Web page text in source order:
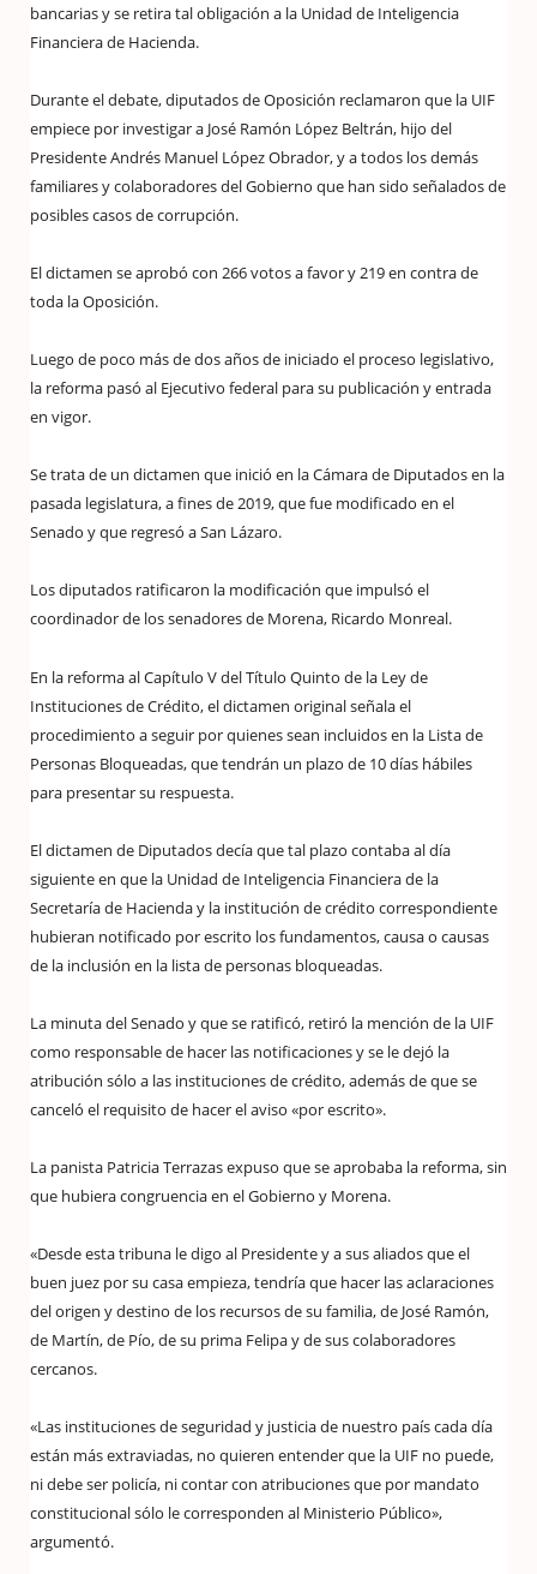
bancarias y se retira tal obligación a la Unidad de Inteligencia
Financiera de Hacienda.
Durante el debate, diputados de Oposición reclamaron que la UIF
empiece por investigar a José Ramón López Beltrán, hijo del
Presidente Andrés Manuel López Obrador, y a todos los demás
familiares y colaboradores del Gobierno que han sido señalados de
posibles casos de corrupción.
El dictamen se aprobó con 266 votos a favor y 219 en contra de
toda la Oposición.
Luego de poco más de dos años de iniciado el proceso legislativo,
la reforma pasó al Ejecutivo federal para su publicación y entrada
en vigor.
Se trata de un dictamen que inició en la Cámara de Diputados en la
pasada legislatura, a fines de 2019, que fue modificado en el
Senado y que regresó a San Lázaro.
Los diputados ratificaron la modificación que impulsó el
coordinador de los senadores de Morena, Ricardo Monreal.
En la reforma al Capítulo V del Título Quinto de la Ley de
Instituciones de Crédito, el dictamen original señala el
procedimiento a seguir por quienes sean incluidos en la Lista de
Personas Bloqueadas, que tendrán un plazo de 10 días hábiles
para presentar su respuesta.
El dictamen de Diputados decía que tal plazo contaba al día
siguiente en que la Unidad de Inteligencia Financiera de la
Secretaría de Hacienda y la institución de crédito correspondiente
hubieran notificado por escrito los fundamentos, causa o causas
de la inclusión en la lista de personas bloqueadas.
La minuta del Senado y que se ratificó, retiró la mención de la UIF
como responsable de hacer las notificaciones y se le dejó la
atribución sólo a las instituciones de crédito, además de que se
canceló el requisito de hacer el aviso «por escrito».
La panista Patricia Terrazas expuso que se aprobaba la reforma, sin
que hubiera congruencia en el Gobierno y Morena.
«Desde esta tribuna le digo al Presidente y a sus aliados que el
buen juez por su casa empieza, tendría que hacer las aclaraciones
del origen y destino de los recursos de su familia, de José Ramón,
de Martín, de Pío, de su prima Felipa y de sus colaboradores
cercanos.
«Las instituciones de seguridad y justicia de nuestro país cada día
están más extraviadas, no quieren entender que la UIF no puede,
ni debe ser policía, ni contar con atribuciones que por mandato
constitucional sólo le corresponden al Ministerio Público»,
argumentó.